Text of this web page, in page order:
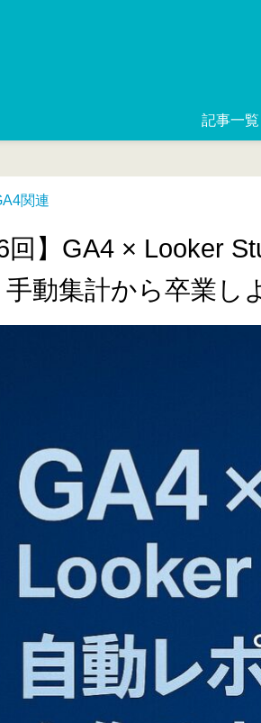
記事一覧
関連
回】GA4 × Looker
手動集計から卒業し